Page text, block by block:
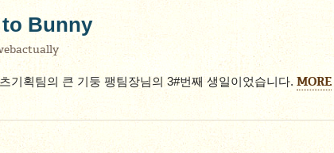
Bunny
기획팀의 큰 기둥 팽팀장님의 3#번째 생일이었습니다. MORE